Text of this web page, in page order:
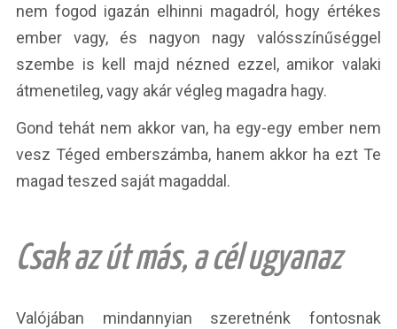
nem fogod igazán elhinni magadról, hogy értékes
ember vagy, és nagyon nagy valósszínűséggel
szembe is kell majd nézned ezzel, amikor valaki
átmenetileg, vagy akár végleg magadra hagy.
Gond tehát nem akkor van, ha egy-egy ember nem
vesz Téged emberszámba, hanem akkor ha ezt Te
magad teszed saját magaddal.
Csak az út más, a cél ugyanaz
Valójában mindannyian szeretnénk fontosnak